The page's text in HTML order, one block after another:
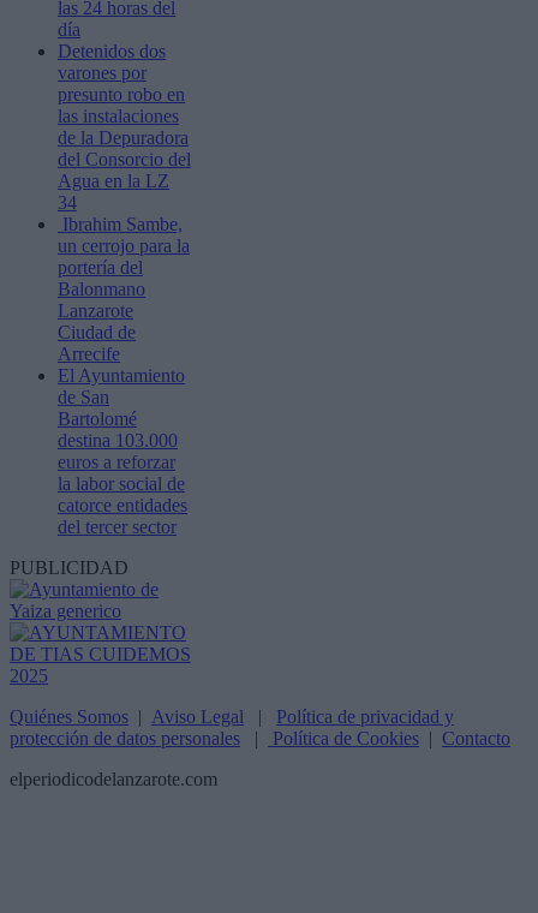
las 24 horas del
día
Detenidos dos
varones por
presunto robo en
las instalaciones
de la Depuradora
del Consorcio del
Agua en la LZ
34
Ibrahim Sambe,
un cerrojo para la
portería del
Balonmano
Lanzarote
Ciudad de
Arrecife
El Ayuntamiento
de San
Bartolomé
destina 103.000
euros a reforzar
la labor social de
catorce entidades
del tercer sector
PUBLICIDAD
Quiénes Somos | Aviso Legal | Política de privacidad y
protección de datos personales | Política de Cookies | Contacto
elperiodicodelanzarote.com